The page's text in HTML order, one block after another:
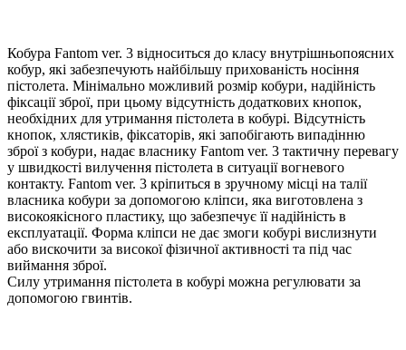
Кобура Fantom ver. 3 відноситься до класу внутрішньопоясних
кобур, які забезпечують найбільшу прихованість носіння
пістолета. Мінімально можливий розмір кобури, надійність
фіксації зброї, при цьому відсутність додаткових кнопок,
необхідних для утримання пістолета в кобурі. Відсутність
кнопок, хлястиків, фіксаторів, які запобігають випадінню
зброї з кобури, надає власнику Fantom ver. 3 тактичну перевагу
у швидкості вилучення пістолета в ситуації вогневого
контакту. Fantom ver. 3 кріпиться в зручному місці на талії
власника кобури за допомогою кліпси, яка виготовлена з
високоякісного пластику, що забезпечує її надійність в
експлуатації. Форма кліпси не дає змоги кобурі вислизнути
або вискочити за високої фізичної активності та під час
виймання зброї.
Силу утримання пістолета в кобурі можна регулювати за
допомогою гвинтів.